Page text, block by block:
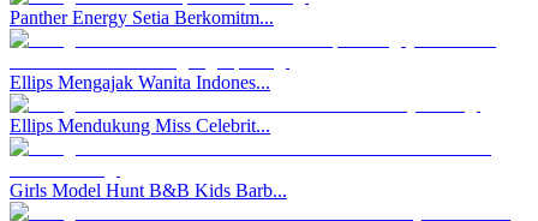
Panther Energy Setia Berkomitm...
Ellips Mengajak Wanita Indones...
Ellips Mendukung Miss Celebrit...
Girls Model Hunt B&B Kids Barb...